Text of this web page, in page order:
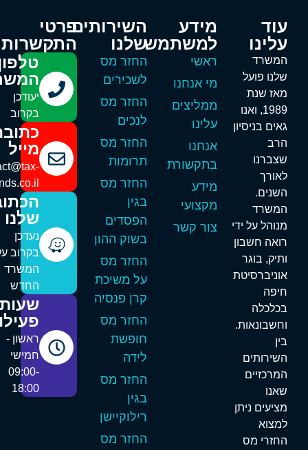
פועל
שנת
1989, ואנו
בניסיון
על ידי
חשבון
בוגר
ניתן
מס
מידע
למשתמש
ראשי
מי אנחנו
ממליצים
עלינו
אנחנו
בתקשורת
מקצועי
צור קשר
השירותים
שלנו
החזר מס
לשכירים
החזר מס
לנכים
החזר מס
תרומות
החזר מס
הפסדים
בשוק ההון
החזר מס
על משיכת
קרן פנסיה
החזר מס
חופשת
החזר מס
רילוקיישן
החזר מס
פרטי
התקשרות
טלפון
המשרד
יעודכן
בקרוב
כתובת
מייל
contact@tax-
refunds.co.il
הכתובת
שלנו
נעדכן
בקרוב על
המשרד
החדש
שעות
פעילות
ראשון -
חמישי
09:00-
18:00